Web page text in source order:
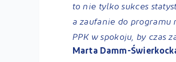
to nie tylko sukces
a zaufanie do programu
PPK w spokoju, by czas
Marta Damm-